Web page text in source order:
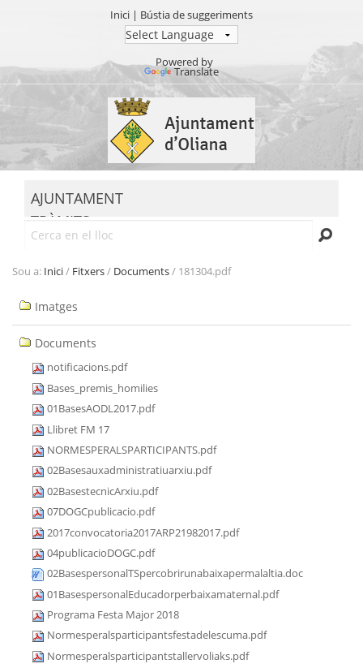
Inici | Bústia de suggeriments
Powered by
Translate
contingut.
Salta
AJUNTAMENT
TRÀMITS
SEU ELECTRÒNICA
TRANSPARÈNCIA
Sou a: Inici/ Fitxers/ Documents/ 181304.pdf
Navegació
Imatges
Documents
notificacions.pdf
Bases_premis_homilies
01BasesAODL2017.pdf
Llibret FM 17
NORMESPERALSPARTICIPANTS.pdf
02Basesauxadministratiuarxiu.pdf
02BasestecnicArxiu.pdf
07DOGCpublicacio.pdf
2017convocatoria2017ARP21982017.pdf
04publicacioDOGC.pdf
02BasespersonalTSpercobrirunabaixapermalaltia.doc
01BasespersonalEducadorperbaixamaternal.pdf
Programa Festa Major 2018
Normesperalsparticipantsfestadelescuma.pdf
Normesperalsparticipantstallervoliaks.pdf